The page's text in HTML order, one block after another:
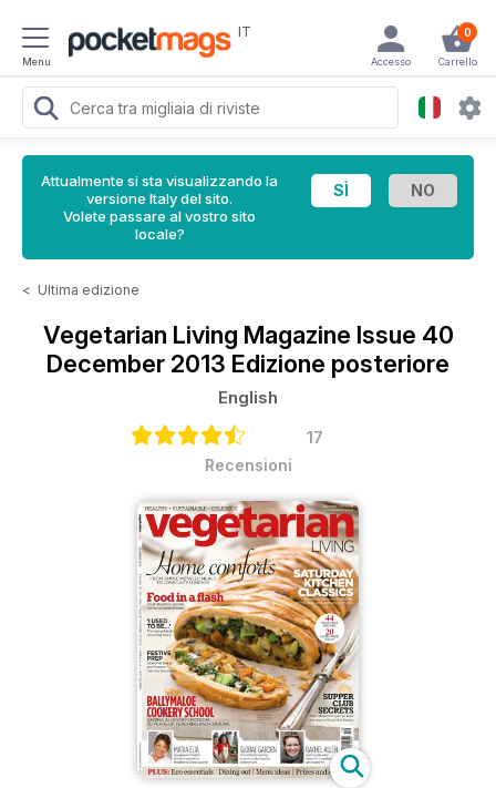
Menu
IT 0
Carrello
Accesso
Attualmente si sta visualizzando la
versione Italy del sito.
Volete passare al vostro sito
locale?
< Ultima edizione
Vegetarian Living Magazine Issue 40
December 2013 Edizione posteriore
English
17
Recensioni